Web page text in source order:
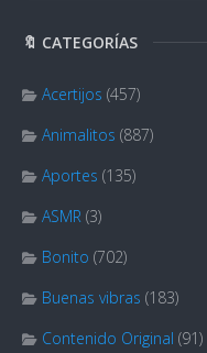
🔖 CATEGORÍAS
Acertijos (457)
Animalitos (887)
Aportes (135)
ASMR (3)
Bonito (702)
Buenas vibras (183)
Contenido Original (91)